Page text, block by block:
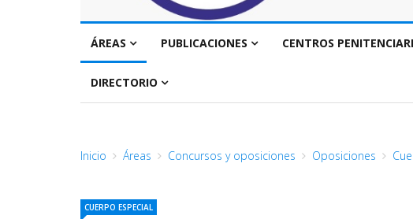
ÁREAS PUBLICACIONES CENTROS
DIRECTORIO
Inicio Áreas Concursos y oposiciones Oposiciones
CUERPO ESPECIAL